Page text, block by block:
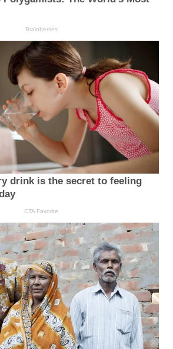
Brainberries
drink is the secret to feeling
CTA Favorite